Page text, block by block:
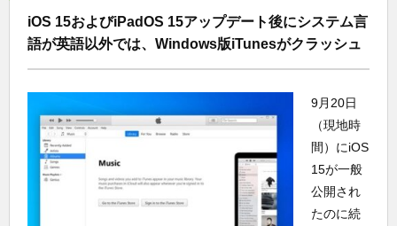
iOS 15およびiPadOS 15アップデート後にシステム言
語が英語以外では、Windows版iTunesがクラッシュ
9月20日
（現地時
間）にiOS
15が一般
公開され
たのに続